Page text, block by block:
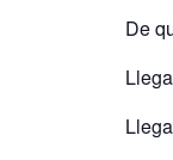
De